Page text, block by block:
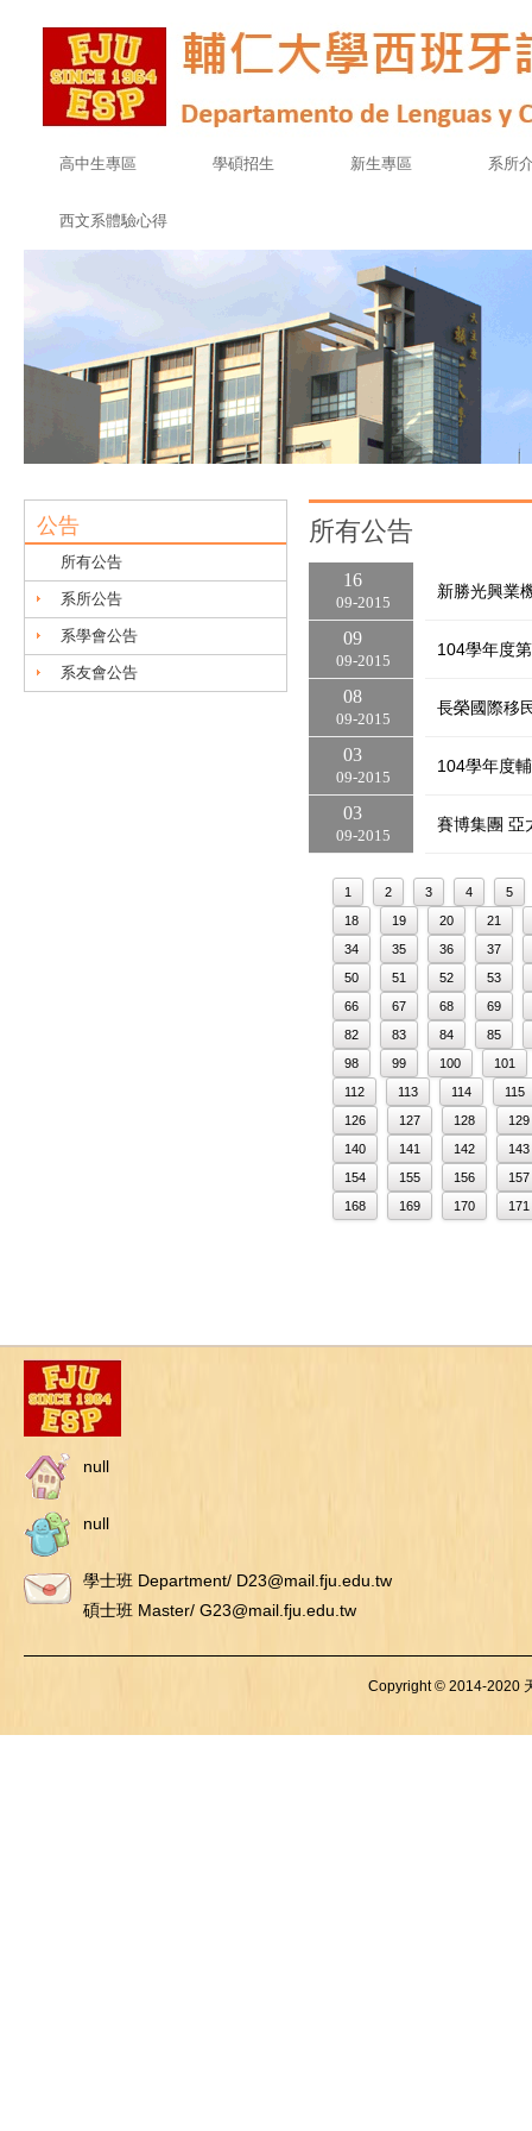
高中生專區 學碩招生 新生專區 系所
西文系體驗心得
公告
所有公告
系所公告
系學會公告
系友會公告
所有公告
09 2015
16
新勝光興業
09 2015
09
104學年度
09 2015
08
長榮國際移
09 2015
03
104學年度
09 2015
03
賽博集團 亞
1 2 3 4
5
18
19 20
21
34
35 36
37
50
51 52
53
66
67 68
69
82
83 84
85
98
99 100
101
112
113 114
115
126
127 128
129
140
141 142
143
154
155 156
157
168
169 170 171
null
null
學士班 Department/ D23@mail.fju.edu.tw
碩士班 Master/ G23@mail.fju.edu.tw
Copyright © 2014-2020